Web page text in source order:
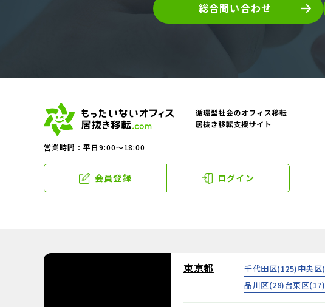
総合問い合わせ
営業時間：平日9:00～18:00
会員登録 ログイン
東京都 千代田区(125)中央区(
品川区(28)台東区(17)